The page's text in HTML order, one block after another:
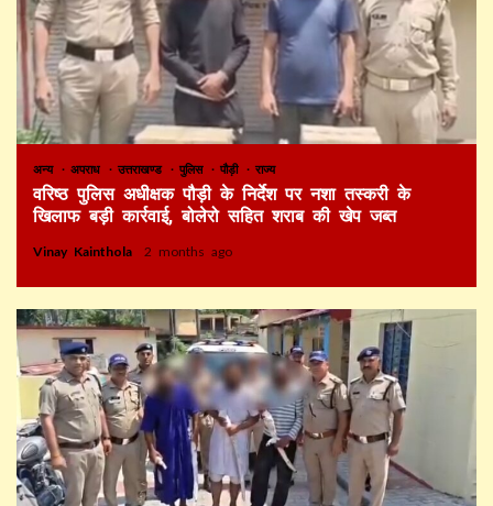
अन्य अपराध उत्तराखण्ड पुलिस पौड़ी राज्य
वरिष्ठ पुलिस अधीक्षक पौड़ी के निर्देश पर नशा तस्करी के
खिलाफ बड़ी कार्रवाई, बोलेरो सहित शराब की खेप जब्त
Vinay Kainthola 2 months ago